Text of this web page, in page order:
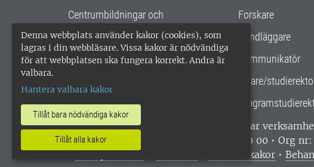
Denna webbplats använder kakor (cookies), som
lagras i din webbläsare. Vissa kakor är nödvändiga
för att webbplatsen ska fungera korrekt. Andra är
valbara.
Hantera valbara kakor
Tillåt bara nödvändiga kakor
Tillåt alla kakor
Centrumbildningar och
samarbetsprojekt
Gemensamma verksamhetsstödet
Forskare
Handläggare
Kommunikatör
Lärare/
SLU, Sveriges lantbruksuniversitet, har
enligt ISO 14001. •
Telefon: 018-67 10 00 • Org
webbplatser
Hantera kakor •